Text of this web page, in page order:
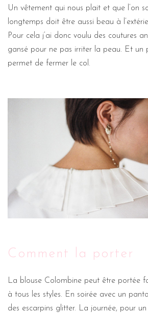
Un vêtement qui nous plait et que l’on
longtemps doit être aussi beau à
Pour cela j’ai donc voulu des coutures
gansé pour ne pas irriter la peau. Et un
permet de fermer le col.
Comment la porter
La blouse Colombine peut être portée
à tous les styles. En soirée avec un
des escarpins glitter. La journée, pour